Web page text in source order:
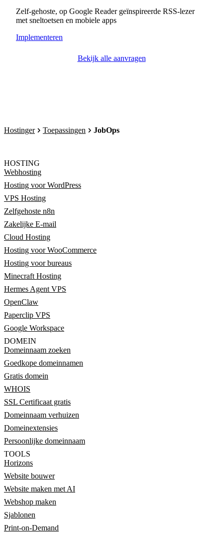
Zelf-gehoste, op Google Reader geïnspireerde RSS-lezer
met sneltoetsen en mobiele apps
Implementeren
Bekijk alle aanvragen
Hostinger Toepassingen JobOps
HOSTING
Webhosting
Hosting voor WordPress
VPS Hosting
Zelfgehoste n8n
Zakelijke E-mail
Cloud Hosting
Hosting voor WooCommerce
Hosting voor bureaus
Minecraft Hosting
Hermes Agent VPS
OpenClaw
Paperclip VPS
Google Workspace
DOMEIN
Domeinnaam zoeken
Goedkope domeinnamen
Gratis domein
WHOIS
SSL Certificaat gratis
Domeinnaam verhuizen
Domeinextensies
Persoonlijke domeinnaam
TOOLS
Horizons
Website bouwer
Website maken met AI
Webshop maken
Sjablonen
Print-on-Demand